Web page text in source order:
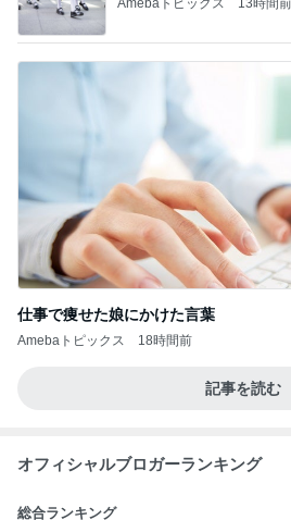
Amebaトピックス 13時間前
仕事で痩せた娘にかけた言葉
Amebaトピックス 18時間前
記事を読む
オフィシャルブロガーランキング
総合ランキング